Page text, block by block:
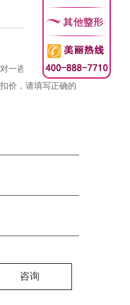
一咨询和没费预约
价，请填写正确的
咨询